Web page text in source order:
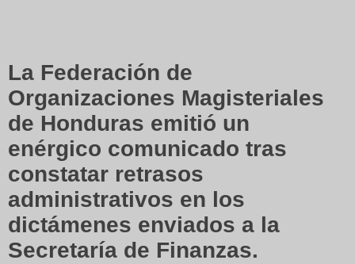
La Federación de
Organizaciones Magisteriales
de Honduras emitió un
enérgico comunicado tras
constatar retrasos
administrativos en los
dictámenes enviados a la
Secretaría de Finanzas.